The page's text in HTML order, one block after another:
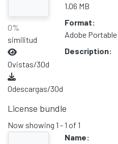
0%
similitud
0vistas/30d
0descargas/30d
1.06 MB
Format:
Adobe
Description:
License bundle
Now showing 1 - 1 of 1
Name: